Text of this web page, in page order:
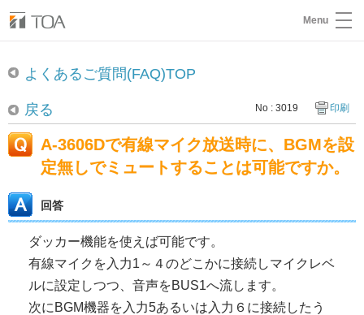
Menu
よくあるご質問(FAQ)TOP
戻る No : 3019 印刷
A-3606Dで有線マイク放送時に、BGMを設
定無しでミュートすることは可能ですか。
回答
ダッカー機能を使えば可能です。
有線マイクを入力1～４のどこかに接続しマイクレベ
ルに設定しつつ、音声をBUS1へ流します。
次にBGM機器を入力5あるいは入力６に接続したう